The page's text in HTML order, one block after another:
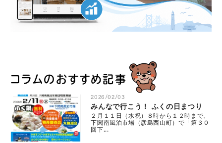
コラムのおすすめ記事
2026/02/03
みんなで行こう！ ふくの日まつり
２月１１日（水祝）８時から１２時まで、
下関南風泊市場（彦島西山町）で「第３０
回下...